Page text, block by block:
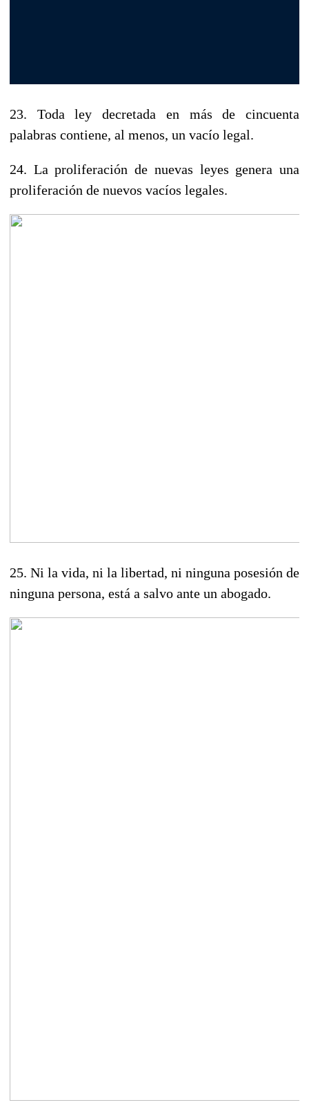
23. Toda ley decretada en más de cincuenta
palabras contiene, al menos, un vacío legal.
24. La proliferación de nuevas leyes genera una
proliferación de nuevos vacíos legales.
25. Ni la vida, ni la libertad, ni ninguna posesión de
ninguna persona, está a salvo ante un abogado.